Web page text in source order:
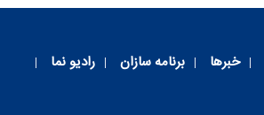
خبرها برنامه سازان رادیو نما